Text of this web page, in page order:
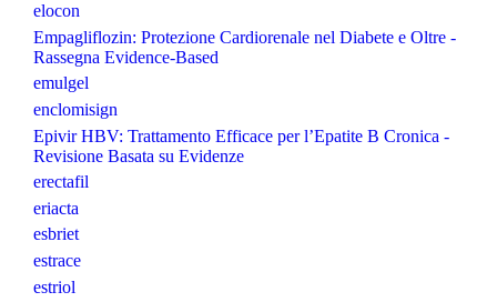
elocon
Empagliflozin: Protezione Cardiorenale nel Diabete e Oltre -
Rassegna Evidence-Based
emulgel
enclomisign
Epivir HBV: Trattamento Efficace per l’Epatite B Cronica -
Revisione Basata su Evidenze
erectafil
eriacta
esbriet
estrace
estriol